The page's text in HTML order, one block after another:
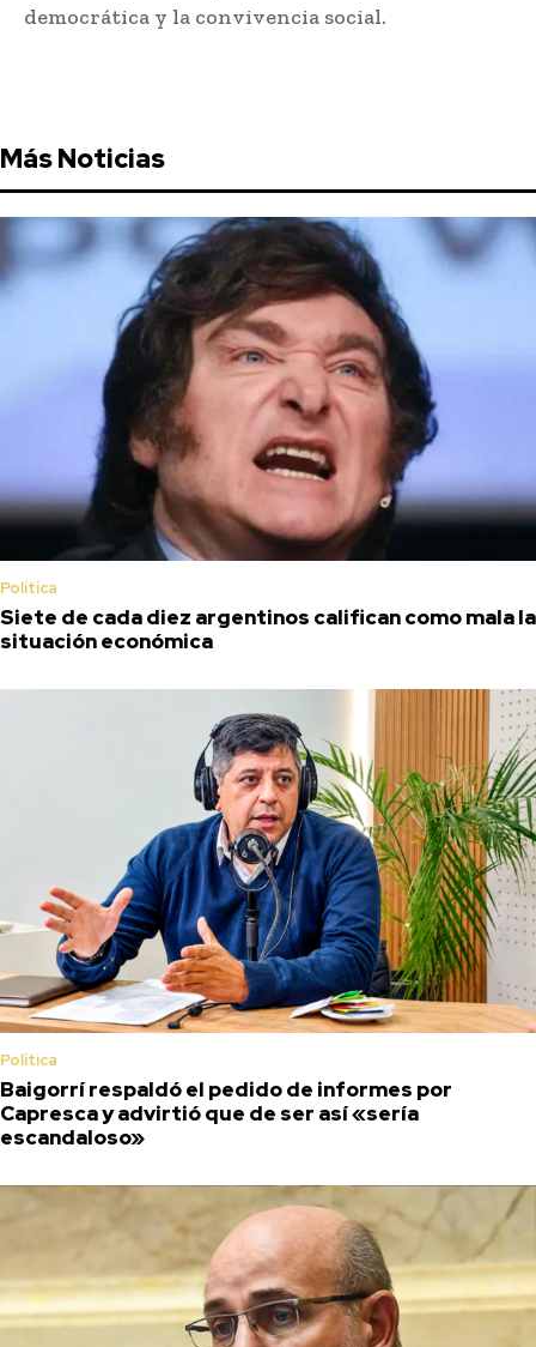
democrática y la convivencia social.
Más Noticias
Política
Siete de cada diez argentinos califican como mala la
situación económica
Política
Baigorrí respaldó el pedido de informes por
Capresca y advirtió que de ser así «sería
escandaloso»